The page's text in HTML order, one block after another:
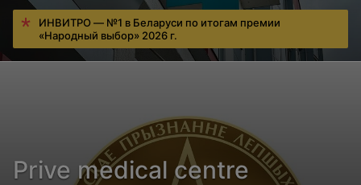
ИНВИТРО — №1 в Беларуси по итогам премии
«Народный выбор» 2026 г.
Prive medical centre